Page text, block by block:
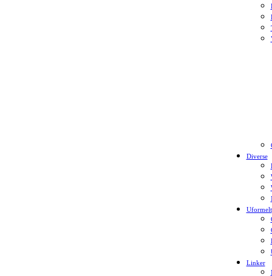
Diverse
Uformelt
Linker